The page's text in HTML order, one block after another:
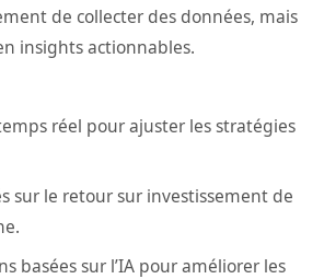
de collecter des données, mais
insights actionnables.
réel pour ajuster les stratégies
sur le retour sur investissement de
basées sur l’IA pour améliorer les